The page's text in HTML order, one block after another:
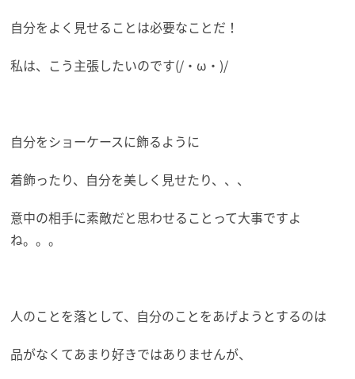
自分をよく見せることは必要なことだ！
私は、こう主張したいのです(/・ω・)/
自分をショーケースに飾るように
着飾ったり、自分を美しく見せたり、、、
意中の相手に素敵だと思わせることって大事ですよ
ね。。。
人のことを落として、自分のことをあげようとするのは
品がなくてあまり好きではありませんが、